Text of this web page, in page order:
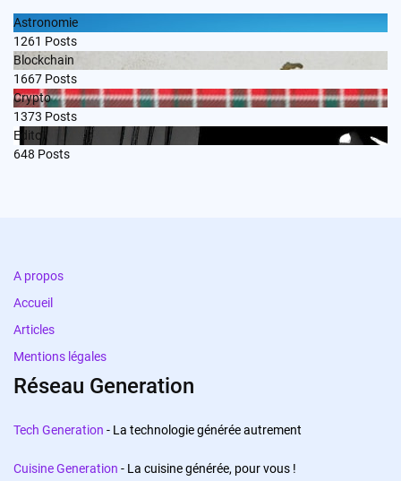
Astronomie
1261 Posts
Blockchain
1667 Posts
Crypto
1373 Posts
Edito
648 Posts
A propos
Accueil
Articles
Mentions légales
Réseau Generation
Tech Generation - La technologie générée autrement
Cuisine Generation - La cuisine générée, pour vous !